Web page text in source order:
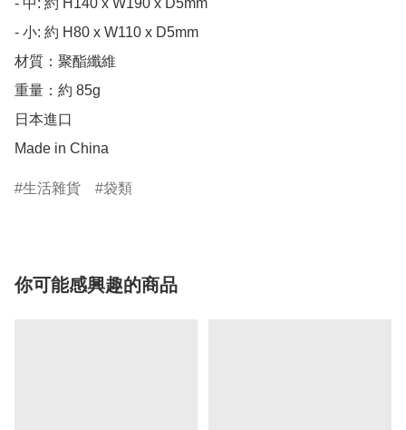
- 中: 約 H140 x W190 x D5mm
- 小: 約 H80 x W110 x D5mm
材質：聚酯纖維
重量：約 85g
日本進口
Made in China
生活雜貨 袋類
你可能感興趣的商品